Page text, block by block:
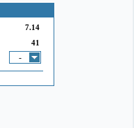
7.14
41
-